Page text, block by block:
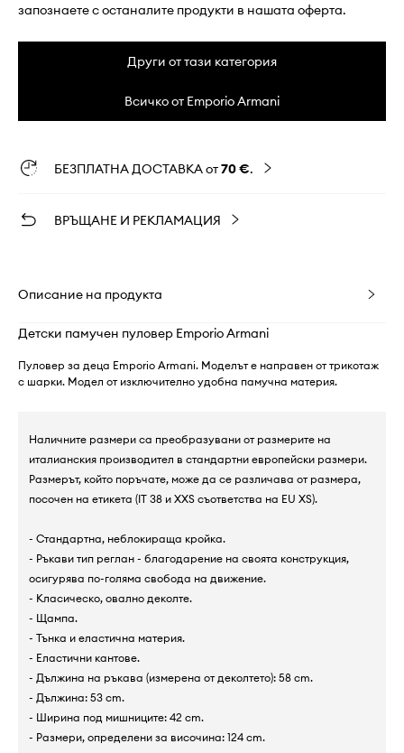
запознаете с останалите продукти в нашата оферта.
Други от тази категория
Всичко от Emporio Armani
БЕЗПЛАТНА ДОСТАВКА от70 €.
ВРЪЩАНЕ И РЕКЛАМАЦИЯ
Описание на продукта
Детски памучен пуловер Emporio Armani
Пуловер за деца Emporio Armani. Моделът е направен от трикотаж
с шарки. Модел от изключително удобна памучна материя.
Наличните размери са преобразувани от размерите на
италианския производител в стандартни европейски размери.
Размерът, който поръчате, може да се различава от размера,
посочен на етикета (IT 38 и XXS съответства на EU XS).
- Стандартна, неблокираща кройка.
- Ръкави тип реглан - благодарение на своята конструкция,
осигурява по-голяма свобода на движение.
- Класическо, овално деколте.
- Щампа.
- Тънка и еластична материя.
- Еластични кантове.
- Дължина на ръкава (измерена от деколтето): 58 cm.
- Дължина: 53 cm.
- Ширина под мишниците: 42 cm.
- Размери, определени за височина: 124 cm.